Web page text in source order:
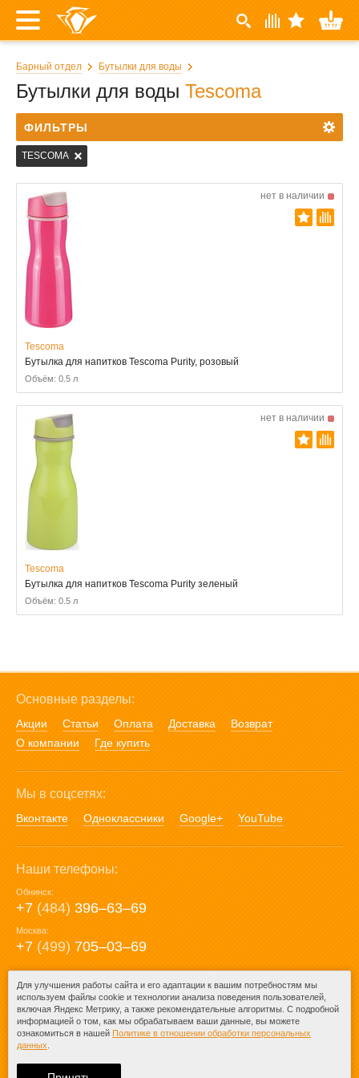
Барный отдел Бутылки для воды
Бутылки для воды Tescoma
ФИЛЬТРЫ
TESCOMA
нет в наличии
Tescoma
Бутылка для напитков Tescoma Purity, розовый
Объём: 0.5 л
нет в наличии
Tescoma
Бутылка для напитков Tescoma Purity зеленый
Объём: 0.5 л
Основные разделы:
Акции Статьи Оплата Доставка
Возврат
О компании
Где купить
Мы в соцсетях:
Вконтакте Одноклассники Google+ YouTube
Наши телефоны:
Обнинск:
+7 (484) 396‒63‒69
Москва:
+7 (499) 705‒03‒69
E-mail:
mail@posuda40.ru
При любом копировании информации
Для улучшения работы сайта и его адаптации к вашим потребностям мы
используем файлы cookie и технологии анализа поведения пользователей,
включая Яндекс Метрику, а также рекомендательные алгоритмы. С подробной
информацией о том, как мы обрабатываем ваши данные, вы можете
ознакомиться в нашей Политике в отношении обработки персональных
данных